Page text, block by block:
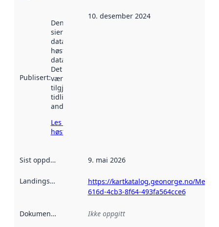
Publisert:
Denne datoen
sier når
datasettet ble
høstet av
data.norge.no.
Det kan ha
vært
tilgjengelig
tidligere
andre steder.
Les mer om
høsting her
10. desember 2024
Sist oppdatert 9. mai 2026
Landingsside
https://kartkatalog.geonorge.no/
616d-4cb3-8f64-493fa564cce6
Dokumentasjon Ikke oppgitt